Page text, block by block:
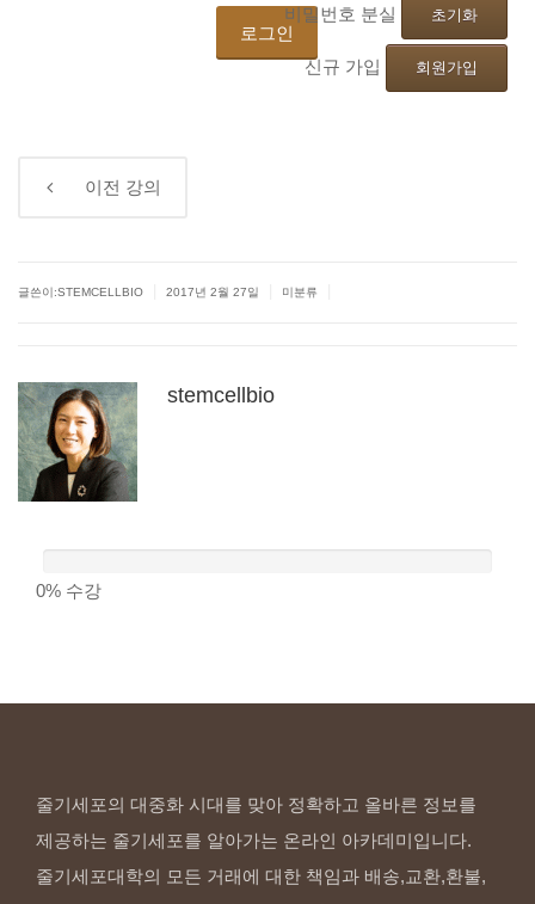
비밀번호 분실 초기화
신규 가입 회원가입
이전 강의
글쓴이:STEMCELLBIO 2017년 2월 27일 미분류
stemcellbio
0% 수강
줄기세포의 대중화 시대를 맞아 정확하고 올바른 정보를
제공하는 줄기세포를 알아가는 온라인 아카데미입니다.
줄기세포대학의 모든 거래에 대한 책임과 배송,교환,환불,